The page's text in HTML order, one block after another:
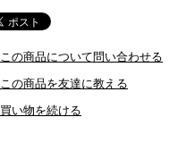
この商品について問い合わせる
この商品を友達に教える
買い物を続ける